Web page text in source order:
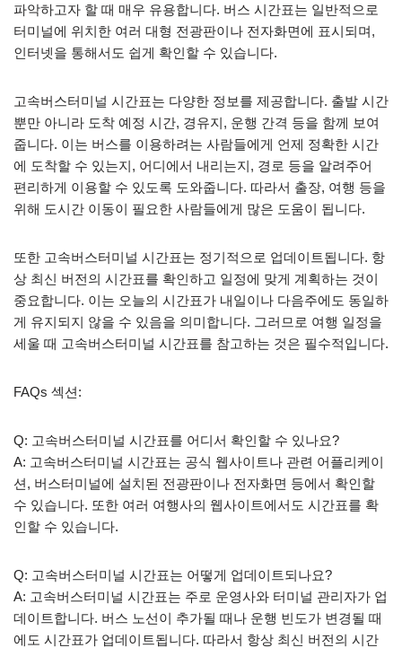
파악하고자 할 때 매우 유용합니다. 버스 시간표는 일반적으로
터미널에 위치한 여러 대형 전광판이나 전자화면에 표시되며,
인터넷을 통해서도 쉽게 확인할 수 있습니다.
고속버스터미널 시간표는 다양한 정보를 제공합니다. 출발 시간
뿐만 아니라 도착 예정 시간, 경유지, 운행 간격 등을 함께 보여
줍니다. 이는 버스를 이용하려는 사람들에게 언제 정확한 시간
에 도착할 수 있는지, 어디에서 내리는지, 경로 등을 알려주어
편리하게 이용할 수 있도록 도와줍니다. 따라서 출장, 여행 등을
위해 도시간 이동이 필요한 사람들에게 많은 도움이 됩니다.
또한 고속버스터미널 시간표는 정기적으로 업데이트됩니다. 항
상 최신 버전의 시간표를 확인하고 일정에 맞게 계획하는 것이
중요합니다. 이는 오늘의 시간표가 내일이나 다음주에도 동일하
게 유지되지 않을 수 있음을 의미합니다. 그러므로 여행 일정을
세울 때 고속버스터미널 시간표를 참고하는 것은 필수적입니다.
FAQs 섹션:
Q: 고속버스터미널 시간표를 어디서 확인할 수 있나요?
A: 고속버스터미널 시간표는 공식 웹사이트나 관련 어플리케이
션, 버스터미널에 설치된 전광판이나 전자화면 등에서 확인할
수 있습니다. 또한 여러 여행사의 웹사이트에서도 시간표를 확
인할 수 있습니다.
Q: 고속버스터미널 시간표는 어떻게 업데이트되나요?
A: 고속버스터미널 시간표는 주로 운영사와 터미널 관리자가 업
데이트합니다. 버스 노선이 추가될 때나 운행 빈도가 변경될 때
에도 시간표가 업데이트됩니다. 따라서 항상 최신 버전의 시간